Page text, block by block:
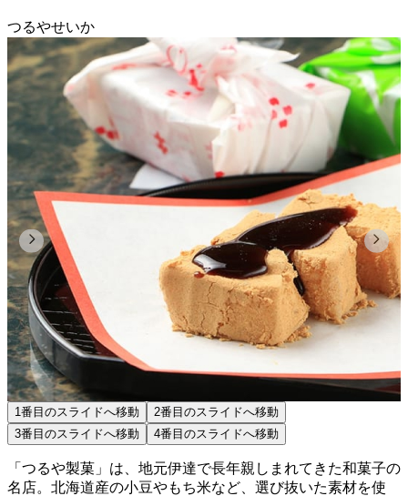
つるやせいか
1番目のスライドへ移動 2番目のスライドへ移動
3番目のスライドへ移動 4番目のスライドへ移動
「つるや製菓」は、地元伊達で長年親しまれてきた和菓子の
名店。北海道産の小豆やもち米など、選び抜いた素材を使